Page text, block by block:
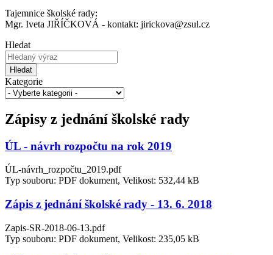
Tajemnice školské rady:
Mgr. Iveta JIŘÍČKOVÁ - kontakt: jirickova@zsul.cz
Hledat
Hledat
Kategorie
Zápisy z jednání školské rady
ÚL - návrh rozpočtu na rok 2019
ÚL-návrh_rozpočtu_2019.pdf
Typ souboru: PDF dokument, Velikost: 532,44 kB
Zápis z jednání školské rady - 13. 6. 2018
Zapis-SR-2018-06-13.pdf
Typ souboru: PDF dokument, Velikost: 235,05 kB